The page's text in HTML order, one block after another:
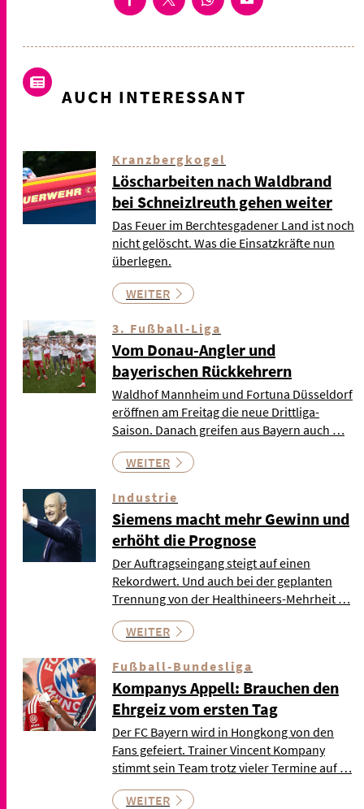
AUCH INTERESSANT
Kranzbergkogel
Löscharbeiten nach Waldbrand
bei Schneizlreuth gehen weiter
Das Feuer im Berchtesgadener Land ist noch
nicht gelöscht. Was die Einsatzkräfte nun
überlegen.
WEITER
3. Fußball-Liga
Vom Donau-Angler und
bayerischen Rückkehrern
Waldhof Mannheim und Fortuna Düsseldorf
eröffnen am Freitag die neue Drittliga-
Saison. Danach greifen aus Bayern auch …
WEITER
Industrie
Siemens macht mehr Gewinn und
erhöht die Prognose
Der Auftragseingang steigt auf einen
Rekordwert. Und auch bei der geplanten
Trennung von der Healthineers-Mehrheit …
WEITER
Fußball-Bundesliga
Kompanys Appell: Brauchen den
Ehrgeiz vom ersten Tag
Der FC Bayern wird in Hongkong von den
Fans gefeiert. Trainer Vincent Kompany
stimmt sein Team trotz vieler Termine auf …
WEITER